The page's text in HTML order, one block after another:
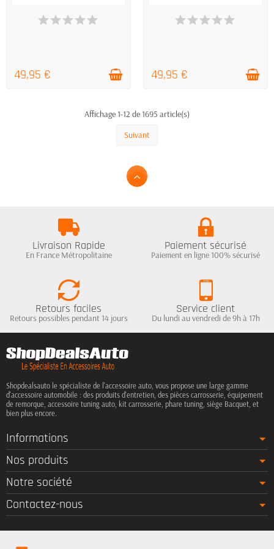
DERNIERS ARTICLES EN STOCK
49,95 €
DERNIERS ARTICLES EN STOCK
49,95 €
Affichage 1-12 de 1695 article(s)
Suivant
Livraison Rapide
En France Métropolitaine
Paiement sécurisé
Paiement en ligne 100% sécurisé
Retours faciles
Retours possibles pendant 14 jours
Service client
Du lundi au vendredi de 9h à 17h
Shopdealsauto le spécialiste de l'accessoire auto, vous propose une large gamme
d'accessoire automobile : des produits d'entretien, des pièces carrosserie, équipement
de remorque, accessoire tuning auto, kit carrosserie, phare tuning, siège Bacquet, et
bien plus encore.
Informations
Nos produits
Notre société
Contactez-nous